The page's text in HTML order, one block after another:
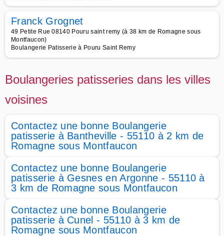
Franck Grognet
49 Petite Rue 08140 Pouru saint remy (à 38 km de Romagne sous
Montfaucon)
Boulangerie Patisserie à Pouru Saint Remy
Boulangeries patisseries dans les villes
voisines
Contactez une bonne Boulangerie
patisserie à Bantheville - 55110 à 2 km de
Romagne sous Montfaucon
Contactez une bonne Boulangerie
patisserie à Gesnes en Argonne - 55110 à
3 km de Romagne sous Montfaucon
Contactez une bonne Boulangerie
patisserie à Cunel - 55110 à 3 km de
Romagne sous Montfaucon